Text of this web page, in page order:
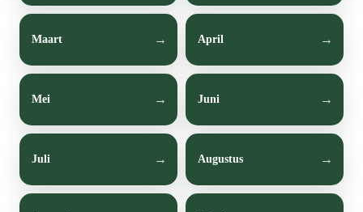
Maart April
Mei Juni
Juli Augustus